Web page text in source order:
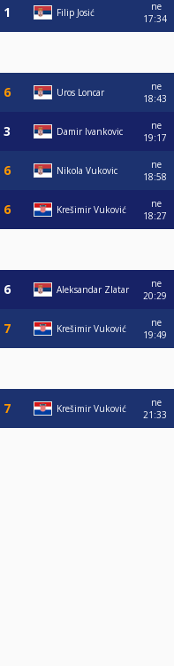
Filip Josić
ne
17:34
Uros Loncar
ne
18:43
Damir Ivankovic
ne
19:17
Nikola Vukovic
ne
18:58
Krešimir Vuković
ne
18:27
Aleksandar Zlatar
ne
20:29
Krešimir Vuković
ne
19:49
Krešimir Vuković
ne
21:33